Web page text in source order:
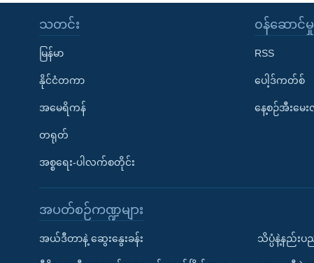
သတင်း
မြန်မာ
နိုင်ငံတကာ
အမေရိကန်
တရုတ်
အစ္စရေး-ပါလက်စတိုင်း
၀န်ဆောင်မှု
RSS
ပေါ့ဒ်ကတ်စ်
နေ့စဉ်အီးမ
အပတ်စဉ်ကဏ္ဍများ
အယ်ဒီတာနဲ့ ဆွေးနွေးခန်း သိပ္ပံနဲ့နည်းပ